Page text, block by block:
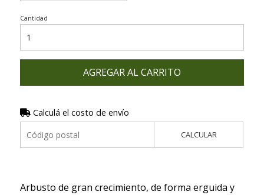
Cantidad
AGREGAR AL CARRITO
Calculá el costo de envío
CALCULAR
Arbusto de gran crecimiento, de forma erguida y